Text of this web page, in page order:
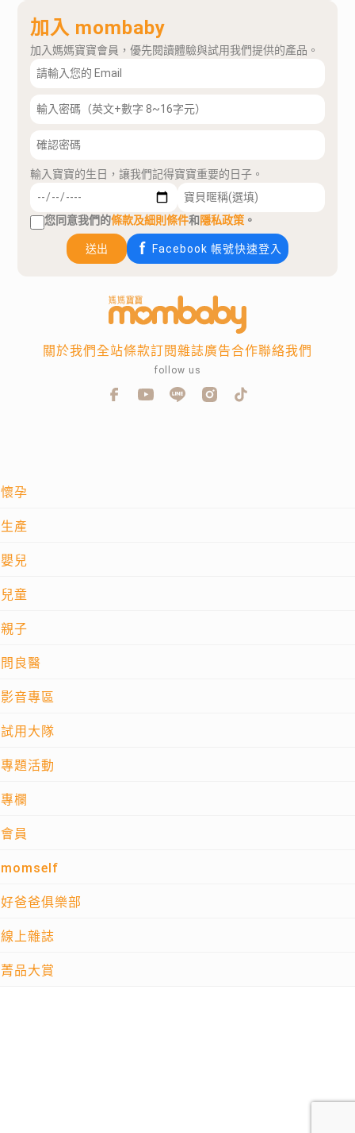
加入 mombaby
加入媽媽寶寶會員，優先閱讀體驗與試用我們提供的產品。
輸入寶寶的生日，讓我們記得寶寶重要的日子。
您同意我們的條款及細則條件和隱私政策 。
送出 Facebook 帳號快速登入
懷孕
生產
嬰兒
兒童
親子
問良醫
影音專區
試用大隊
專題活動
專欄
會員
momself
好爸爸俱樂部
線上雜誌
菁品大賞
關於我們全站條款訂閱雜誌廣告合作聯絡我們
follow us